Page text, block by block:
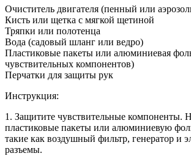
Очиститель двигателя (пенный или
Кисть или щетка с мягкой щетиной
Тряпки или полотенца
Вода (садовый шланг или ведро)
Пластиковые пакеты или алюминиевая
чувствительных компонентов)
Перчатки для защиты рук
Инструкция:
1. Защитите чувствительные компоненты.
пластиковые пакеты или алюминиевую
такие как воздушный фильтр, генератор и
разъемы.